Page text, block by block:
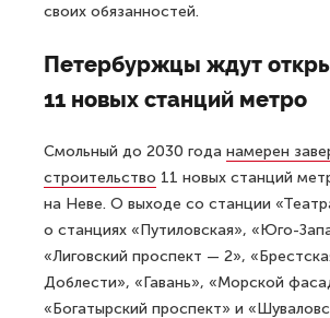
своих обязанностей.
Петербуржцы ждут
11 новых станций метро
Смольный до 2030 года намерен
строительство 11 новых станций
на Неве. О выходе со станции
о станциях «Путиловская», «Юго-
«Лиговский проспект — 2»,
Доблести», «Гавань», «Морской
«Богатырский проспект» и